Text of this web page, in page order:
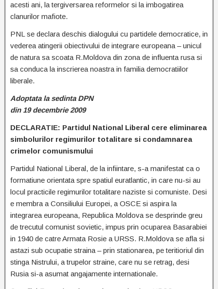
acesti ani, la tergiversarea reformelor si la imbogatirea
clanurilor mafiote.
PNL se declara deschis dialogului cu partidele democratice, in
vederea atingerii obiectivului de integrare europeana – unicul
de natura sa scoata R.Moldova din zona de influenta rusa si
sa conduca la inscrierea noastra in familia democratiilor
liberale.
Adoptata la sedinta DPN
din 19 decembrie 2009
DECLARATIE: Partidul National Liberal cere eliminarea
simbolurilor regimurilor totalitare si condamnarea
crimelor comunismului
Partidul National Liberal, de la infiintare, s-a manifestat ca o
formatiune orientata spre spatiul euratlantic, in care nu-si au
locul practicile regimurilor totalitare naziste si comuniste. Desi
e membra a Consiliului Europei, a OSCE si aspira la
integrarea europeana, Republica Moldova se desprinde greu
de trecutul comunist sovietic, impus prin ocuparea Basarabiei
in 1940 de catre Armata Rosie a URSS. R.Moldova se afla si
astazi sub ocupatie straina – prin stationarea, pe teritioriul din
stinga Nistrului, a trupelor straine, care nu se retrag, desi
Rusia si-a asumat angajamente internationale.